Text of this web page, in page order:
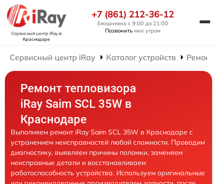
Сервисный центр iRayв
Краснодаре
+7 (861) 212-36-12
Ежедневно с 9:00 до 21:00
Позвонить мне утром
Сервисный центр iRay Каталог устройств Ремонт
Ремонт тепловизора
iRay Saim SCL 35W в
Краснодаре
Выполняем ремонт iRay Saim SCL 35W в Краснодаре с
устранением неисправностей любой сложности. Проводим
диагностику, выявляем причины поломки, заменяем
неисправные детали и восстанавливаем
работоспособность устройства. Используем оригинальные